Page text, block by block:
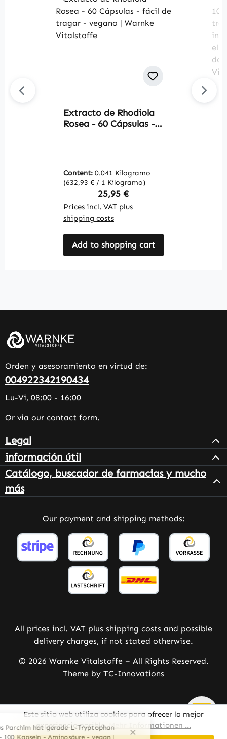
Extracto de Rhodiola
Rosea - 60 Cápsulas -
Content: 0.041 Kilogramo
(632,93 € / 1 Kilogramo)
Regular price:
25,95 €
Prices incl. VAT plus
shipping costs
Add to shopping cart
Orden y asesoramiento en virtud de:
004922342190434
Lu-Vi, 08:00 - 16:00
Or via our contact form.
Legal
información útil
Catálogo, buscador de farmacias y mucho
más
Our payment and shipping methods:
All prices incl. VAT plus shipping costs and possible
delivery charges, if not stated otherwise.
© 2026 Warnke Vitalstoffe – All Rights Reserved.
Theme by TC-Innovations
Este sitio web utiliza cookies para ofrecer la mejor
experiencia posible.Mehr Informationen ...